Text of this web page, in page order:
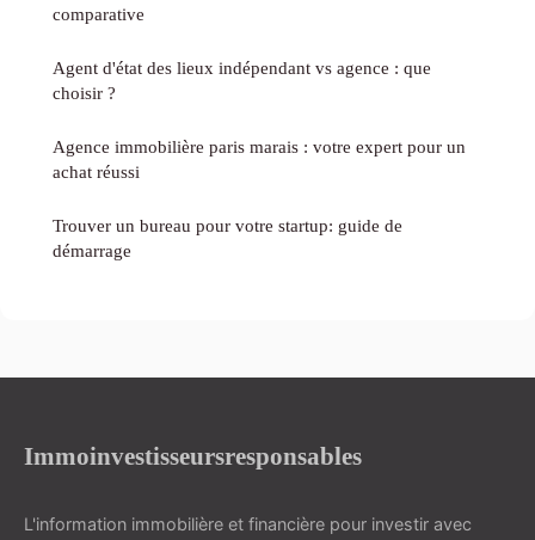
comparative
Agent d'état des lieux indépendant vs agence : que
choisir ?
Agence immobilière paris marais : votre expert pour un
achat réussi
Trouver un bureau pour votre startup: guide de
démarrage
Immoinvestisseursresponsables
L'information immobilière et financière pour investir avec